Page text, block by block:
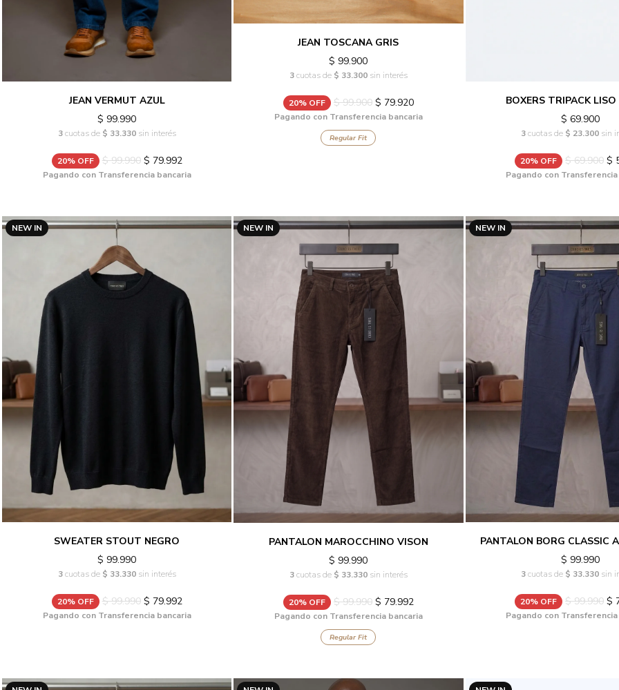
JEAN VERMUT AZUL
$ 99.990
3cuotas de $ 33.330 sin interés
20% OFF $ 99.990$ 79.992
Pagando con Transferencia bancaria
JEAN TOSCANA GRIS
$ 99.900
3cuotas de $ 33.300 sin interés
20% OFF $ 99.900$ 79.920
Pagando con Transferencia bancaria
Regular Fit
BOXERS TRIPACK
$ 69.900
3cuotas de $ 23.300 sin
20% OFF $ 69.900 $
Pagando con
NEW IN
SWEATER STOUT NEGRO
$ 99.990
3cuotas de $ 33.330 sin interés
20% OFF $ 99.990$ 79.992
Pagando con Transferencia bancaria
NEW IN
PANTALON MAROCCHINO VISON
$ 99.990
3cuotas de $ 33.330 sin interés
20% OFF $ 99.990$ 79.992
Pagando con Transferencia bancaria
Regular Fit
NEW IN
PANTALON BORG CLASSIC
$ 99.990
3cuotas de $ 33.330 sin
20% OFF $ 99.990 $
Pagando con